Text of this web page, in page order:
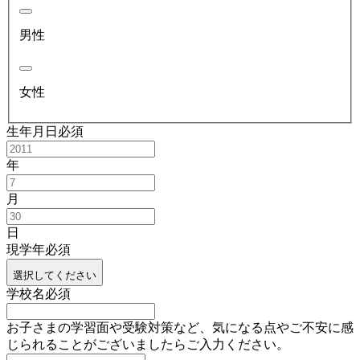
男性
女性
生年月日 必須
年
月
日
現学年必須
選択してください
学校名必須
お子さまの学習面や受験対策など、気になる点やご不安に感
じられることがございましたらご入力ください。